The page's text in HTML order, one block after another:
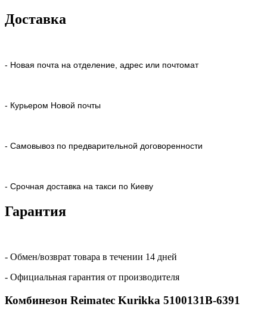
Доставка
- Новая почта на отделение, адрес или почтомат
- Курьером Новой почты
- Самовывоз по предварительной договоренности
- Срочная доставка на такси по Киеву
Гарантия
- Обмен/возврат товара в течении 14 дней
- Официальная гарантия от производителя
Комбинезон Reimatec Kurikka 5100131B-6391